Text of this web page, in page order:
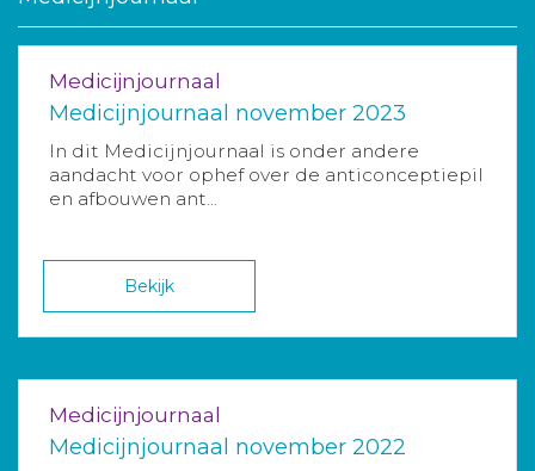
Medicijnjournaal
Medicijnjournaal november 2023
In dit Medicijnjournaal is onder andere
aandacht voor ophef over de anticonceptiepil
en afbouwen ant...
Bekijk
Medicijnjournaal
Medicijnjournaal november 2022